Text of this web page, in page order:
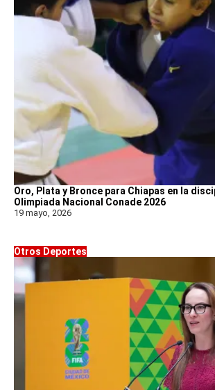
Oro, Plata y Bronce para Chiapas en la
Olimpiada Nacional Conade 2026
19 mayo, 2026
Otros Deportes